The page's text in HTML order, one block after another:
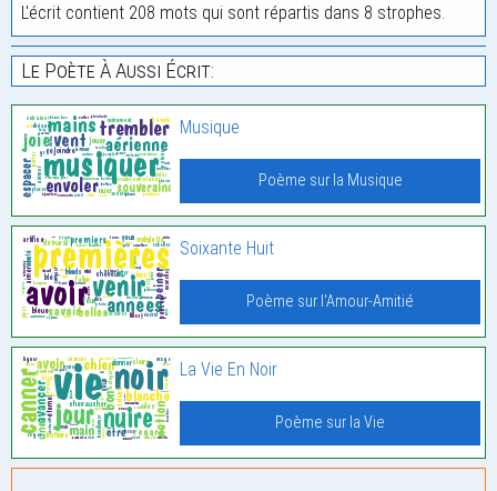
L'écrit contient 208 mots qui sont répartis dans 8 strophes.
Le Poète À Aussi Écrit:
Musique
Poème sur la Musique
Soixante Huit
Poème sur l'Amour-Amitié
La Vie En Noir
Poème sur la Vie